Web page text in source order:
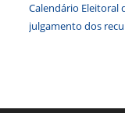
Calendário Eleitoral
julgamento dos